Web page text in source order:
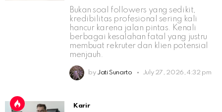
Bukan soal followers yang sedikit,
kredibilitas profesional sering kali
hancur karena jalan pintas. Kenali
berbagai kesalahan fatal yang justru
membuat rekruter dan klien potensial
menjauh.
by Jati Sunarto July 27, 2026, 4:32 pm
Karir